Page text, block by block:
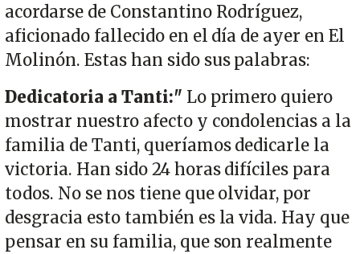
acordarse de Constantino Rodríguez,
aficionado fallecido en el día de ayer en El
Molinón. Estas han sido sus palabras:
Dedicatoria a Tanti:" Lo primero quiero
mostrar nuestro afecto y condolencias a la
familia de Tanti, queríamos dedicarle la
victoria. Han sido 24 horas difíciles para
todos. No se nos tiene que olvidar, por
desgracia esto también es la vida. Hay que
pensar en su familia, que son realmente